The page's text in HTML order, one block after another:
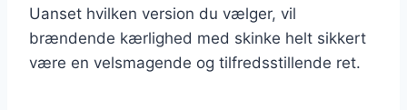
Uanset hvilken version du vælger, vil
brændende kærlighed med skinke helt sikkert
være en velsmagende og tilfredsstillende ret.